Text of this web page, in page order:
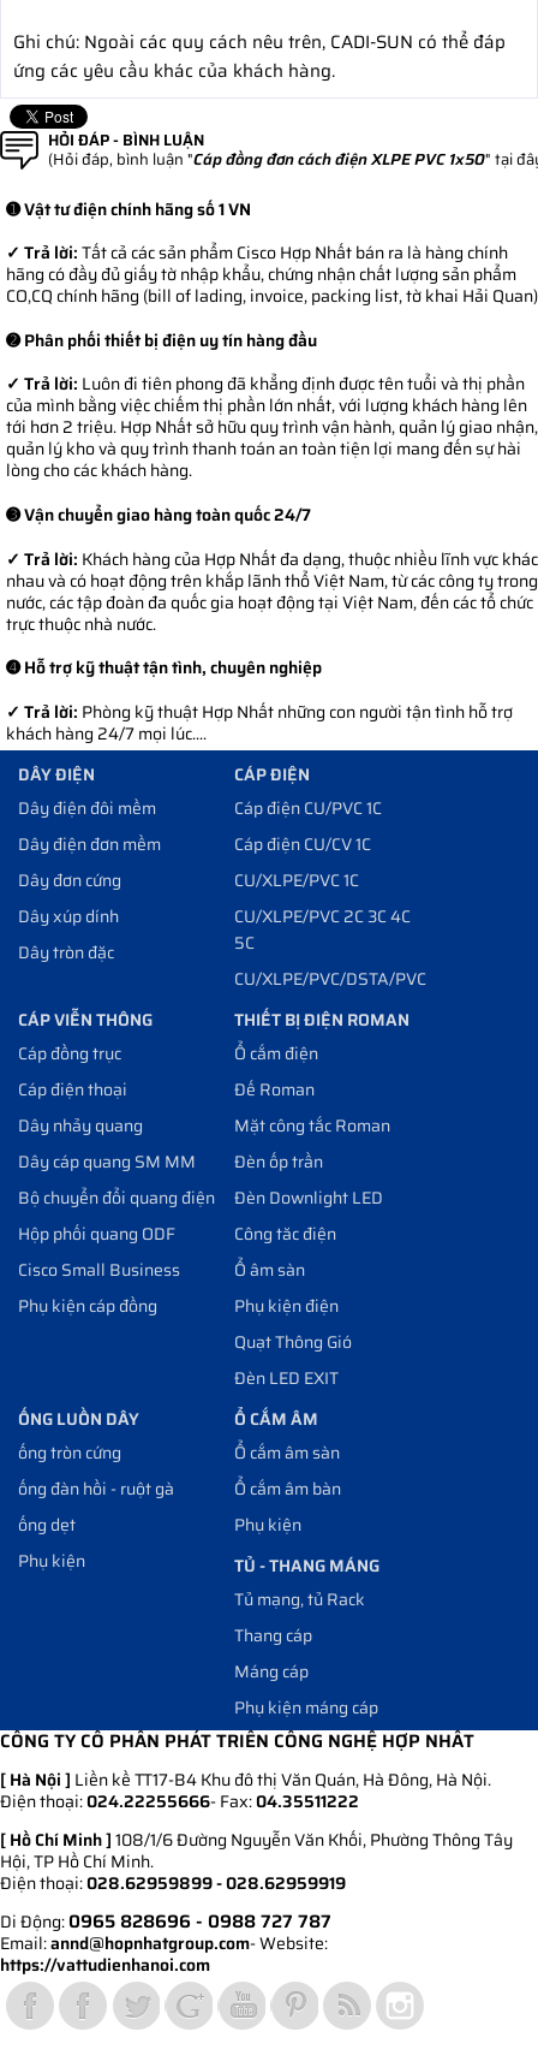
Ghi chú: Ngoài các quy cách nêu trên, CADI-SUN có thể đáp
ứng các yêu cầu khác của khách hàng.
HỎI ĐÁP - BÌNH LUẬN
(Hỏi đáp, bình luận "Cáp đồng đơn cách điện XLPE PVC 1x50" tại
➊ Vật tư điện chính hãng số 1 VN
✓ Trả lời:Tất cả các sản phẩm Cisco Hợp Nhất bán ra là hàng chính
hãng có đầy đủ giấy tờ nhập khẩu, chứng nhận chất lượng sản phẩm
CO,CQ chính hãng (bill of lading, invoice, packing list, tờ khai Hải Quan)
➋ Phân phối thiết bị điện uy tín hàng đầu
✓ Trả lời: Luôn đi tiên phong đã khẳng định được tên tuổi và thị phần
của mình bằng việc chiếm thị phần lớn nhất, với lượng khách hàng lên
tới hơn 2 triệu. Hợp Nhất sở hữu quy trình vận hành, quản lý giao nhận,
quản lý kho và quy trình thanh toán an toàn tiện lợi mang đến sự hài
lòng cho các khách hàng.
➌ Vận chuyển giao hàng toàn quốc 24/7
✓ Trả lời: Khách hàng của Hợp Nhất đa dạng, thuộc nhiều lĩnh vực khác
nhau và có hoạt động trên khắp lãnh thổ Việt Nam, từ các công ty trong
nước, các tập đoàn đa quốc gia hoạt động tại Việt Nam, đến các tổ chức
trực thuộc nhà nước.
➍ Hỗ trợ kỹ thuật tận tình, chuyên nghiệp
✓ Trả lời: Phòng kỹ thuật Hợp Nhất những con người tận tình hỗ trợ
khách hàng 24/7 mọi lúc....
DÂY ĐIỆN
Dây điện đôi mềm
Dây điện đơn mềm
Dây đơn cứng
Dây xúp dính
Dây tròn đặc
CÁP ĐIỆN
Cáp điện CU/PVC 1C
Cáp điện CU/CV 1C
CU/XLPE/PVC 1C
CU/XLPE/PVC 2C 3C 4C
5C
CU/XLPE/PVC/DSTA/PVC
CÁP VIỄN THÔNG
Cáp đồng trục
Cáp điện thoại
Dây nhảy quang
Dây cáp quang SM MM
Bộ chuyển đổi quang điện
Hộp phối quang ODF
Cisco Small Business
Phụ kiện cáp đồng
THIẾT BỊ ĐIỆN ROMAN
Ổ cắm điện
Đế Roman
Mặt công tắc Roman
Đèn ốp trần
Đèn Downlight LED
Công tăc điện
Ổ âm sàn
Phụ kiện điện
Quạt Thông Gió
Đèn LED EXIT
ỐNG LUỒN DÂY
ống tròn cứng
ống đàn hồi - ruột gà
ống dẹt
Phụ kiện
Ổ CẮM ÂM
Ổ cắm âm sàn
Ổ cắm âm bàn
Phụ kiện
TỦ - THANG MÁNG
Tủ mạng, tủ Rack
Thang cáp
Máng cáp
Phụ kiện máng cáp
CÔNG TY CỔ PHẦN PHÁT TRIỂN CÔNG NGHỆ HỢP NHẤT
[ Hà Nội ] Liền kề TT17-B4 Khu đô thị Văn Quán, Hà Đông, Hà Nội.
Điện thoại:024.22255666- Fax:04.35511222
[ Hồ Chí Minh ]108/1/6 Đường Nguyễn Văn Khối, Phường Thông Tây
Hội, TP Hồ Chí Minh.
Điện thoại:028.62959899 - 028.62959919
Di Động:0965 828696 - 0988 727 787
Email:annd@hopnhatgroup.com- Website:
https://vattudienhanoi.com